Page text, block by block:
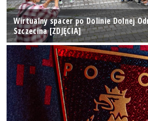
Wirtualny spacer po Dolinie Dolnej
Szczecina [ZDJĘCIA]